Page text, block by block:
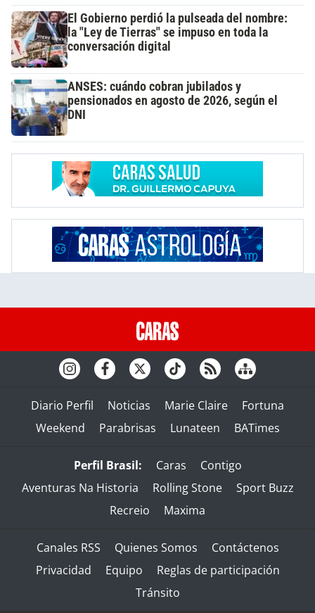
El Gobierno perdió la pulseada del nombre:
la "Ley de Tierras" se impuso en toda la
conversación digital
ANSES: cuándo cobran jubilados y
pensionados en agosto de 2026, según el
DNI
Diario Perfil Noticias Marie Claire
Fortuna
Weekend
Parabrisas Lunateen BATimes
Perfil Brasil: Caras
Contigo
Aventuras Na Historia
Rolling Stone
Sport Buzz
Recreio
Maxima
Canales RSS Quienes Somos
Contáctenos
Privacidad
Equipo
Reglas de participación
Tránsito